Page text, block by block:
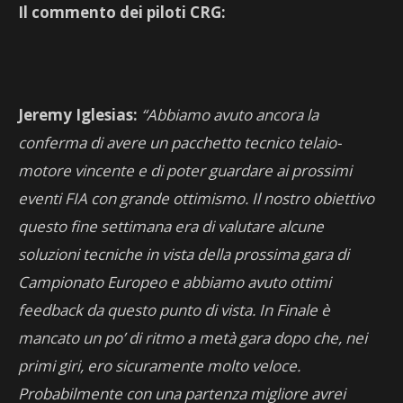
Il commento dei piloti CRG:
Jeremy Iglesias: “Abbiamo avuto ancora la
conferma di avere un pacchetto tecnico telaio-
motore vincente e di poter guardare ai prossimi
eventi FIA con grande ottimismo. Il nostro obiettivo
questo fine settimana era di valutare alcune
soluzioni tecniche in vista della prossima gara di
Campionato Europeo e abbiamo avuto ottimi
feedback da questo punto di vista. In Finale è
mancato un po’ di ritmo a metà gara dopo che, nei
primi giri, ero sicuramente molto veloce.
Probabilmente con una partenza migliore avrei